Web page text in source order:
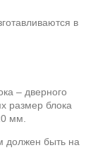
в
– дверного
размер блока
мм.
должен быть на